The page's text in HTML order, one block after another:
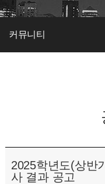
커뮤니티
2025학년도(상반
사 결과 공고